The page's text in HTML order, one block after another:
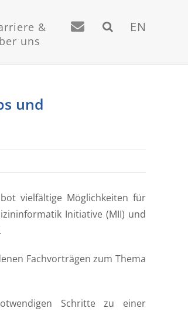
&
uns
EN
und
vielfältige Möglichkeiten für
Initiative (MII) und
Fachvorträgen zum Thema
Schritte zu einer